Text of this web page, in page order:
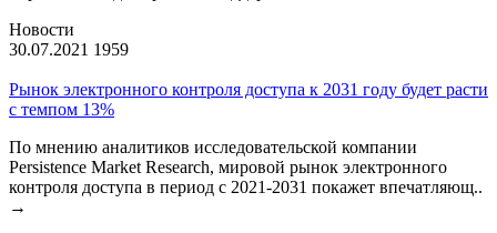
Новости
30.07.2021 1959
Рынок электронного контроля доступа к 2031 году будет расти
с темпом 13%
По мнению аналитиков исследовательской компании
Persistence Market Research, мировой рынок электронного
контроля доступа в период с 2021-2031 покажет впечатляющ..
→